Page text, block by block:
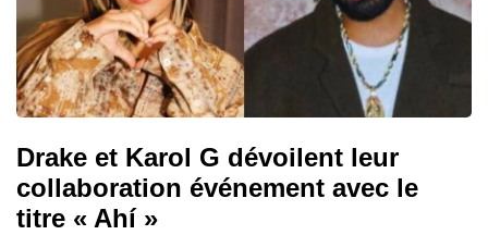
Drake et Karol G dévoilent leur
collaboration événement avec le
titre « Ahí »